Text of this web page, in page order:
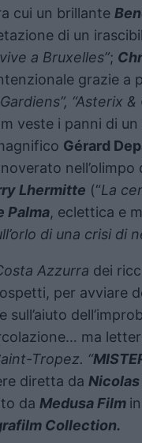
cui un brillante
di un
a Bruxelles”;
grazie a
“Asterix &
veste i panni di
Gérard
Lhermitte (“La
Palma, eclettica e
di una crisi di
Azzurra dei
per avviare
ma
Tropez. “
diretta da Nicolas
da Medusa Film
Collection.